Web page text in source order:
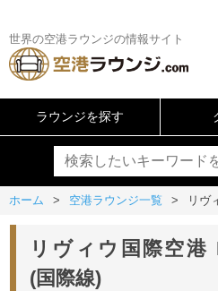
世界の空港ラウンジの情報サイト
ラウンジを探す
ホーム 空港ラウンジ一覧 リヴ
リヴィウ国際空港
(国際線)